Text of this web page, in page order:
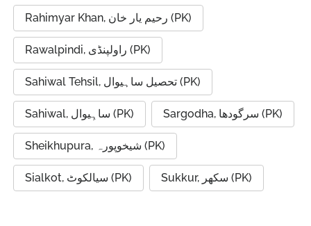
Rahimyar Khan, رحیم یار خان (PK)
Rawalpindi, راولپنڈی (PK)
Sahiwal Tehsil, تحصیل ساہیوال (PK)
Sahiwal, ساہِيوال (PK) Sargodha, سرگودھا (PK)
Sheikhupura, شیخوپورہ (PK)
Sialkot, سیالکوٹ (PK) Sukkur, سکھر (PK)